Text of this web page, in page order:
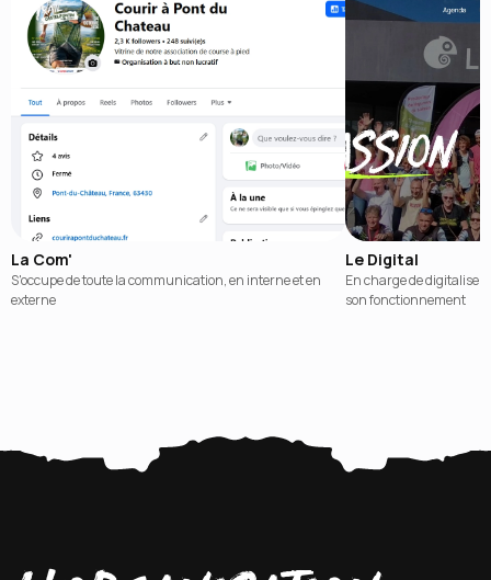
La Com'
S'occupe de toute la communication, en interne et en
externe
Le Digital
En charge de digitaliser
son fonctionnement